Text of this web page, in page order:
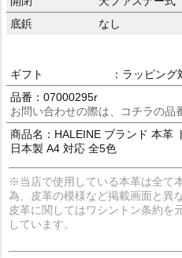
底鋲
なし
ギフト
：ラッピング
品番：07000295r
お問い合わせの際は、コチラの品
商品名：HALEINE ブランド 本革
日本製 A4 対応 全5色
※当店で使用している本革は全て
為、皮革の模様など掲載画面と異
皮革に関してはワシントン条約を
しています。